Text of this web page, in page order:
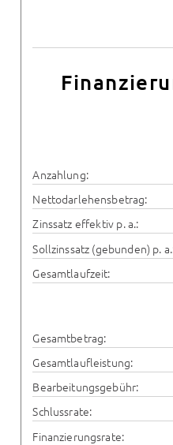
Anzahlung:
Nettodarlehensbetrag:
Zinssatz effektiv p. a.:
Sollzinssatz (gebunden) p.
Gesamtlaufzeit:
Gesamtbetrag:
Gesamtlaufleistung:
Bearbeitungsgebühr:
Schlussrate:
Finanzierungsrate: